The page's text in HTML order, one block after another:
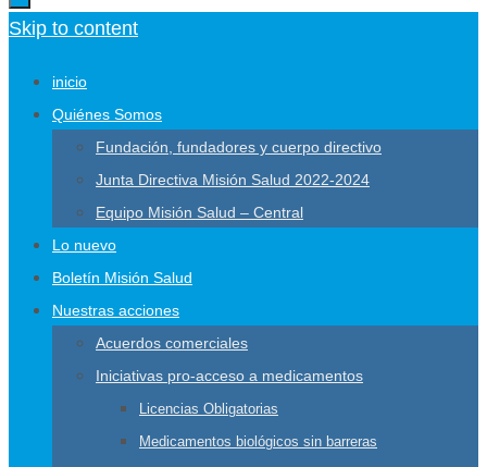
Skip to content
inicio
Quiénes Somos
Fundación, fundadores y cuerpo directivo
Junta Directiva Misión Salud 2022-2024
Equipo Misión Salud – Central
Lo nuevo
Boletín Misión Salud
Nuestras acciones
Acuerdos comerciales
Iniciativas pro-acceso a medicamentos
Licencias Obligatorias
Medicamentos biológicos sin barreras